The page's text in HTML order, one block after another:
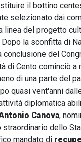
il bottino
selezionato dai
linea del progetto
la sconfitta di
conclusione del
di Cento cominciò a
di una parte del
quasi vent'anni
diplomatica
Canova,
straordinario dello
mandato di